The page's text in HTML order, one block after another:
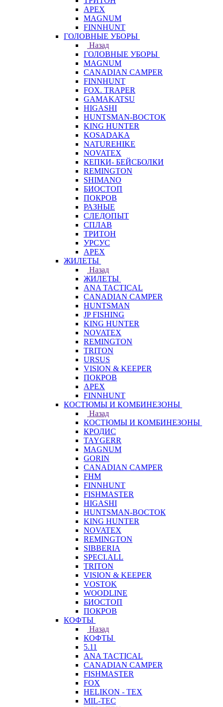
APEX
MAGNUM
FINNHUNT
ГОЛОВНЫЕ УБОРЫ
Назад
ГОЛОВНЫЕ УБОРЫ
MAGNUM
CANADIAN CAMPER
FINNHUNT
FOX. TRAPER
GAMAKATSU
HIGASHI
HUNTSMAN-ВОСТОК
KING HUNTER
KOSADAKA
NATUREHIKE
NOVATEX
КЕПКИ- БЕЙСБОЛКИ
REMINGTON
SHIMANO
БИОСТОП
ПОКРОВ
РАЗНЫЕ
СЛЕДОПЫТ
СПЛАВ
ТРИТОН
УРСУС
APEX
ЖИЛЕТЫ
Назад
ЖИЛЕТЫ
ANA TACTICAL
CANADIAN CAMPER
HUNTSMAN
JP FISHING
KING HUNTER
NOVATEX
REMINGTON
TRITON
URSUS
VISION & KEEPER
ПОКРОВ
APEX
FINNHUNT
КОСТЮМЫ И КОМБИНЕЗОНЫ
Назад
КОСТЮМЫ И КОМБИНЕЗОНЫ
КРОДИС
TAYGERR
MAGNUM
GORIN
CANADIAN CAMPER
FHM
FINNHUNT
FISHMASTER
HIGASHI
HUNTSMAN-ВОСТОК
KING HUNTER
NOVATEX
REMINGTON
SIBBERIA
SPECI.ALL
TRITON
VISION & KEEPER
VOSTOK
WOODLINE
БИОСТОП
ПОКРОВ
КОФТЫ
Назад
КОФТЫ
5.11
ANA TACTICAL
CANADIAN CAMPER
FISHMASTER
FOX
HELIKON - TEX
MIL-TEC